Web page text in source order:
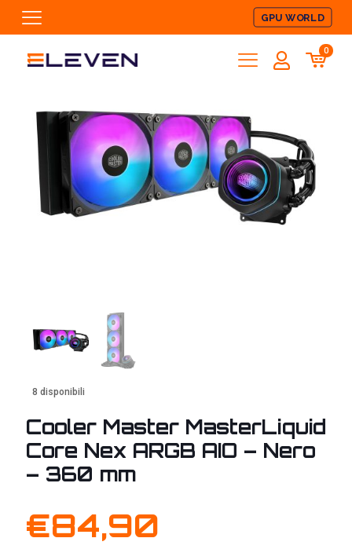
GPU WORLD
0
8 disponibili
Cooler Master MasterLiquid
Core Nex ARGB AIO – Nero
– 360 mm
€84,90